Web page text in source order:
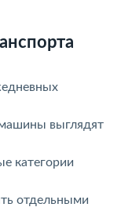
выглядят
категории
отдельными